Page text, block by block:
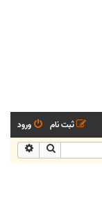
ورود
ثبت نام
جستجو